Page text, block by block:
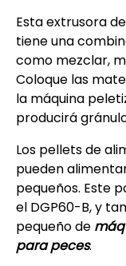
Esta extrusora
tiene una
como mezclar,
Coloque las
la máquina
producirá
Los pellets de
pueden
pequeños. Este
el DGP60-B, y
pequeño de
para peces.